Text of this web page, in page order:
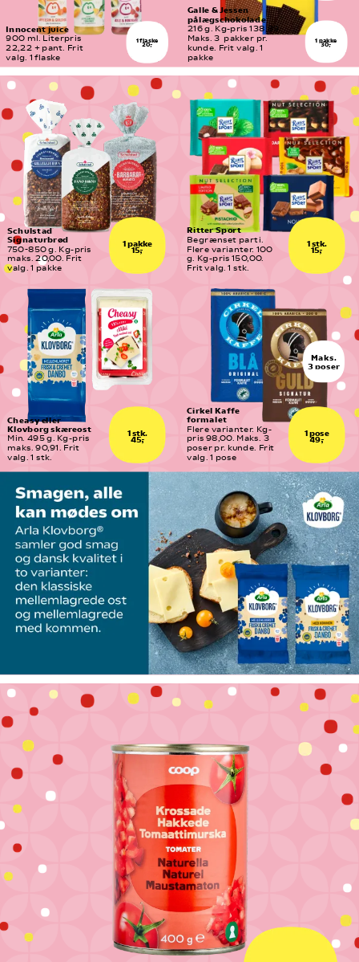
1 flaske
20,-
Innocent juice
900 ml. Literpris
22,22 + pant. Frit
valg. 1 flaske
1 pakke
30,-
Galle & Jessen
pålægschokolade
216 g. Kg-pris 138,89.
Maks. 3  pakker pr.
kunde. Frit valg. 1
pakke
1 pakke
15,-
Schulstad
Signaturbrød
750-850 g. Kg-pris
maks. 20,00. Frit
valg. 1 pakke
1 stk.
15,-
Ritter Sport
Begrænset parti.
Flere varianter. 100
g. Kg-pris 150,00.
Frit valg. 1 stk.
1 stk.
45,-
Cheasy eller
Klovborg skæreost
Min. 495 g. Kg-pris
maks. 90,91. Frit
valg. 1 stk.
1 pose
49,-
Cirkel Kaffe
formalet
Flere varianter. Kg-
pris 98,00. Maks. 3
poser pr. kunde. Frit
valg. 1 pose
Maks.
3 poser